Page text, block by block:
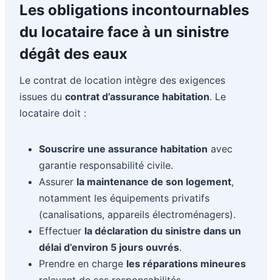
Les obligations incontournables
du locataire face à un sinistre
dégât des eaux
Le contrat de location intègre des exigences
issues du contrat d’assurance habitation. Le
locataire doit :
Souscrire une assurance habitation avec
garantie responsabilité civile.
Assurer la maintenance de son logement,
notamment les équipements privatifs
(canalisations, appareils électroménagers).
Effectuer la déclaration du sinistre dans un
délai d’environ 5 jours ouvrés.
Prendre en charge les réparations mineures